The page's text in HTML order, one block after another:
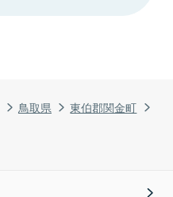
鳥取県
東伯郡関金町